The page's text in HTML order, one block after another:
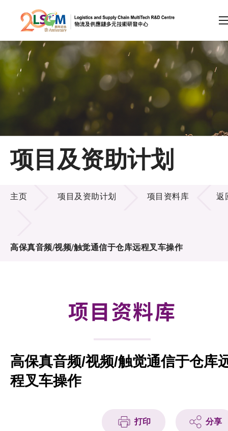
跳到内容（按回车键）
会员登录
A A EN 繁 简
主页
关于LSCM
技术商品化
合作计划
征求研发项目计划书
项目伙伴
项目及资助计划
项目及资助计划
主页 项目及资助计划 项目资料库
高保真音频/视频/触觉通信于仓库远程叉车操作
返
项目资料库
高保真音频/视频/触觉通信于仓库
程叉车操作
打印 分享